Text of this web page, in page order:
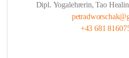
Dipl. Yogalehrerin, Tao
+43 681